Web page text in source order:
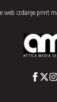
web izdanje print